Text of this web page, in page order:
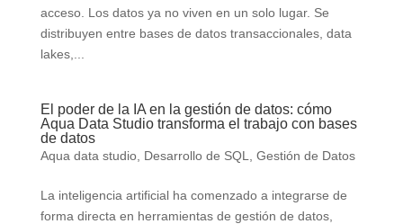
acceso. Los datos ya no viven en un solo lugar. Se
distribuyen entre bases de datos transaccionales, data
lakes,...
El poder de la IA en la gestión de datos: cómo
Aqua Data Studio transforma el trabajo con bases
de datos
Aqua data studio, Desarrollo de SQL Gestión de Datos
La inteligencia artificial ha comenzado a integrarse de
forma directa en herramientas de gestión de datos,